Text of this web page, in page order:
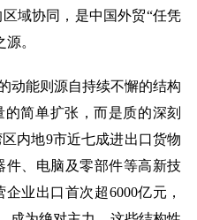
域协同，是中国外贸“任凭
。
动能则源自持续不懈的结构
简单扩张，而是质的深刻
内地9市近七成进出口货物
件、电脑及零部件等高新技
业出口首次超6000亿元，